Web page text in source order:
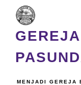
MENJADI GEREJA